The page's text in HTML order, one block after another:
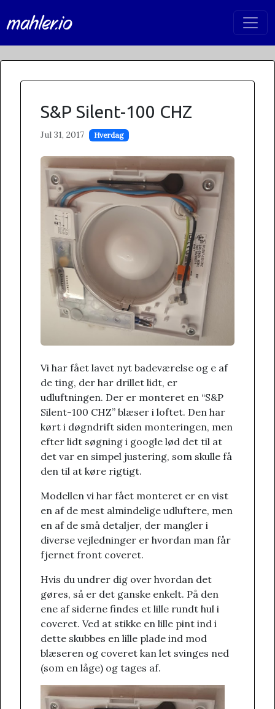
mahler.io
S&P Silent-100 CHZ
Jul 31, 2017 Hverdag
Vi har fået lavet nyt badeværelse og e af
de ting, der har drillet lidt, er
udluftningen. Der er monteret en “S&P
Silent-100 CHZ” blæser i loftet. Den har
kørt i døgndrift siden monteringen, men
efter lidt søgning i google lød det til at
det var en simpel justering, som skulle få
den til at køre rigtigt.
Modellen vi har fået monteret er en vist
en af de mest almindelige udluftere, men
en af de små detaljer, der mangler i
diverse vejledninger er hvordan man får
fjernet front coveret.
Hvis du undrer dig over hvordan det
gøres, så er det ganske enkelt. På den
ene af siderne findes et lille rundt hul i
coveret. Ved at stikke en lille pint ind i
dette skubbes en lille plade ind mod
blæseren og coveret kan let svinges ned
(som en låge) og tages af.